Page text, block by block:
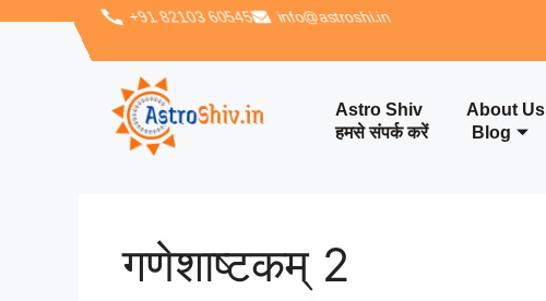
‪+91 82103 60545‬ info@astroshi.in
Astro Shiv About Us
हमसे संपर्क करें
Blog
गणेशाष्टकम् 2